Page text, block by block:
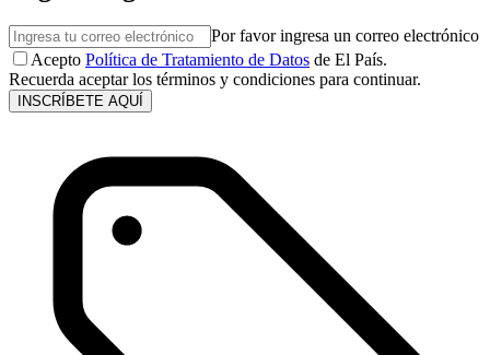
Por favor ingresa un correo electrónico
Acepto Política de Tratamiento de Datos de El País.
Recuerda aceptar los términos y condiciones para continuar.
INSCRÍBETE AQUÍ